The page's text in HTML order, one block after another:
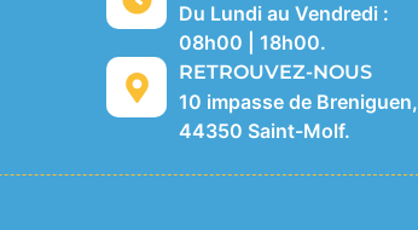
Du Lundi au Vendredi :
08h00 | 18h00.
RETROUVEZ-NOUS
10 impasse de Breniguen,
44350 Saint-Molf.